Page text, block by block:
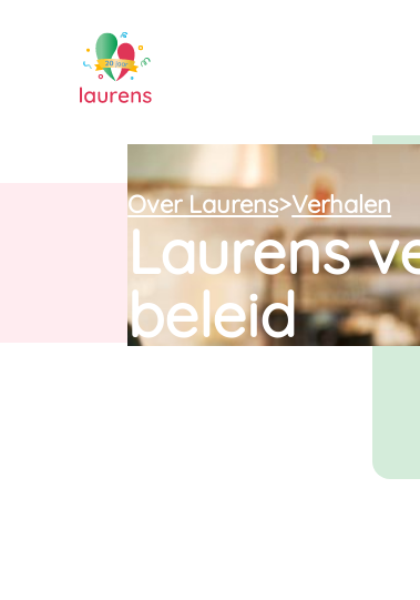
Over Laurens>Verhalen
Laurens
beleid